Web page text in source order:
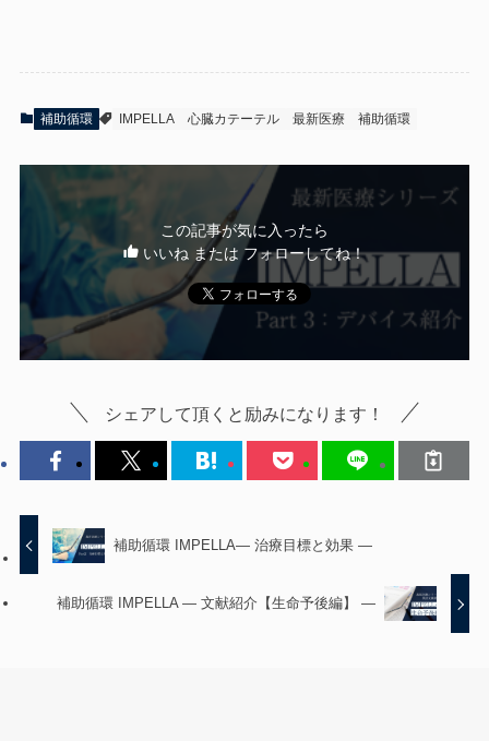
補助循環 IMPELLA 心臓カテーテル 最新医療 補助循環
この記事が気に入ったら
いいね または フォローしてね！
シェアして頂くと励みになります！
補助循環 IMPELLA― 治療目標と効果 ―
補助循環 IMPELLA — 文献紹介【生命予後編】 —